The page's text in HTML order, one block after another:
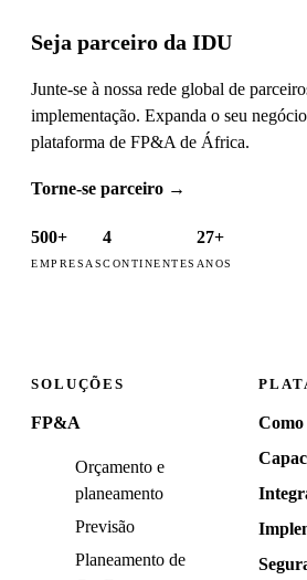
Seja parceiro da IDU
Junte-se à nossa rede global de
implementação. Expanda o seu
plataforma de FP&A de África.
Torne-se parceiro →
500+
EMPRESAS
4
CONTINENTES
27+
ANOS
SOLUÇÕES
FP&A
Orçamento e
planeamento
Previsão
Planeamento de